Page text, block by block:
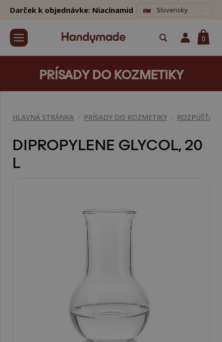
Darček k objednávke: Niacínamid Slovensky
0
PRÍSADY DO KOZMETIKY
HLAVNÁ STRÁNKA PRÍSADY DO KOZMETIKY
DIPROPYLENE GLYCOL, 20
L